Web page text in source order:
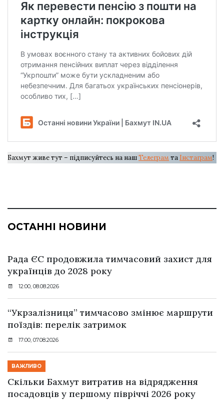
Бахмут живе тут – підписуйтесь на нашТелеграм та Інстаграм!
ОСТАННІ НОВИНИ
Рада ЄС продовжила тимчасовий захист для
українців до 2028 року
12:00, 08.08.2026
“Укрзалізниця” тимчасово змінює маршрути
поїздів: перелік затримок
17:00, 07.08.2026
ВАЖЛИВО
Скільки Бахмут витратив на відрядження
посадовців у першому півріччі 2026 року